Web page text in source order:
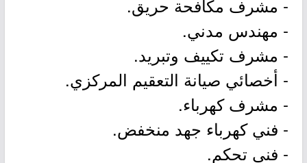
- مشرف مكافحة حريق.
- مهندس مدني.
- مشرف تكييف وتبريد.
- أخصائي صيانة التعقيم المركزي.
- مشرف كهرباء.
- فني كهرباء جهد منخفض.
- فني تحكم.